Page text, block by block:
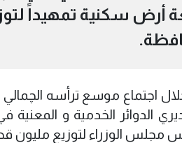
أرض سكنية تمهيداً
اجتماع موسع ترأسه الچمالي
الدوائر الخدمية و
مجلس الوزراء لتوزيع مليون